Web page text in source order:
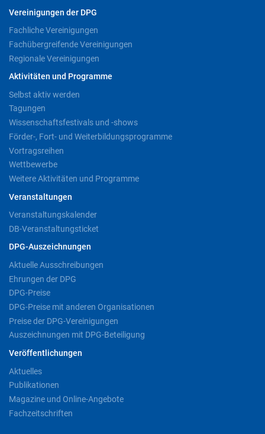
Vereinigungen der DPG
Fachliche Vereinigungen
Fachübergreifende Vereinigungen
Regionale Vereinigungen
Aktivitäten und Programme
Selbst aktiv werden
Tagungen
Wissenschaftsfestivals und -shows
Förder-, Fort- und Weiterbildungsprogramme
Vortragsreihen
Wettbewerbe
Weitere Aktivitäten und Programme
Veranstaltungen
Veranstaltungskalender
DB-Veranstaltungsticket
DPG-Auszeichnungen
Aktuelle Ausschreibungen
Ehrungen der DPG
DPG-Preise
DPG-Preise mit anderen Organisationen
Preise der DPG-Vereinigungen
Auszeichnungen mit DPG-Beteiligung
Veröffentlichungen
Aktuelles
Publikationen
Magazine und Online-Angebote
Fachzeitschriften